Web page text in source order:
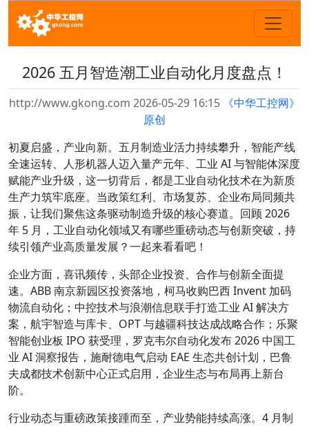
2026 五月智造潮工业自动化月度盘点！
http://www.gkong.com 2026-05-29 16:15 《中华工控网》
原创
初夏启盛，产业向新。五月制造业活力持续攀升，智能产线
全速运转、人形机器人迈入量产元年、工业 AI 与智能体深度
赋能产业升级，这一切背后，都是工业自动化技术在为新质
生产力筑牢底座。当政策红利、市场复苏、企业布局同频共
振，让我们聚焦这条驱动制造升级的核心赛道。回顾 2026
年 5 月，工业自动化领域又有哪些重磅动态与创新突破，持
续引领产业高质量发展？一起来看看吧！
企业方面，喜讯频传，头部企业投资、合作与创新全面提
速。ABB 南京新园区投资落地，柯马收购巴西 Invent 加码
物流自动化；中控技术与浪潮信息联手打造工业 AI 解决方
案，航宇智造与库卡、OPT 与越疆科技达成战略合作；乐聚
智能创业板 IPO 获受理，罗克韦尔自动化发布 2026 中国工
业 AI 洞察报告，施耐德电气启动 EAE 生态共创计划，巴鲁
夫成都技术创新中心正式启用，企业生态与布局再上新台
阶。
行业动态与重磅政策接踵而至，产业势能持续高涨。4 月制